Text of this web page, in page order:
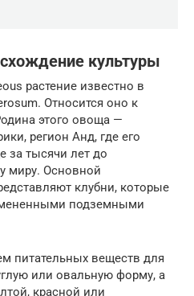
культуры
растение известно в
Относится оно к
этого овоща —
регион Анд, где его
тысячи лет до
миру. Основной
клубни, которые
подземными
питательных веществ для
или овальную форму, а
красной или